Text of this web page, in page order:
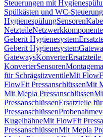
Steuerungen mit
Spülkästen und WC-
HygienespülungSensoren
Netzteile
Geberit Hygienesystem
Geberit Hygienesystem
GatewaysKonverter
KonverterSensoren
für SchrägsitzventileMit
FlowFit PressanschlüssenMit
Mit Mepla Pressanschlüssen
PressanschlüssenErsatzteile
Pressanschlüssen
KugelhähneMit FlowFit
PressanschlüssenMit Mepla